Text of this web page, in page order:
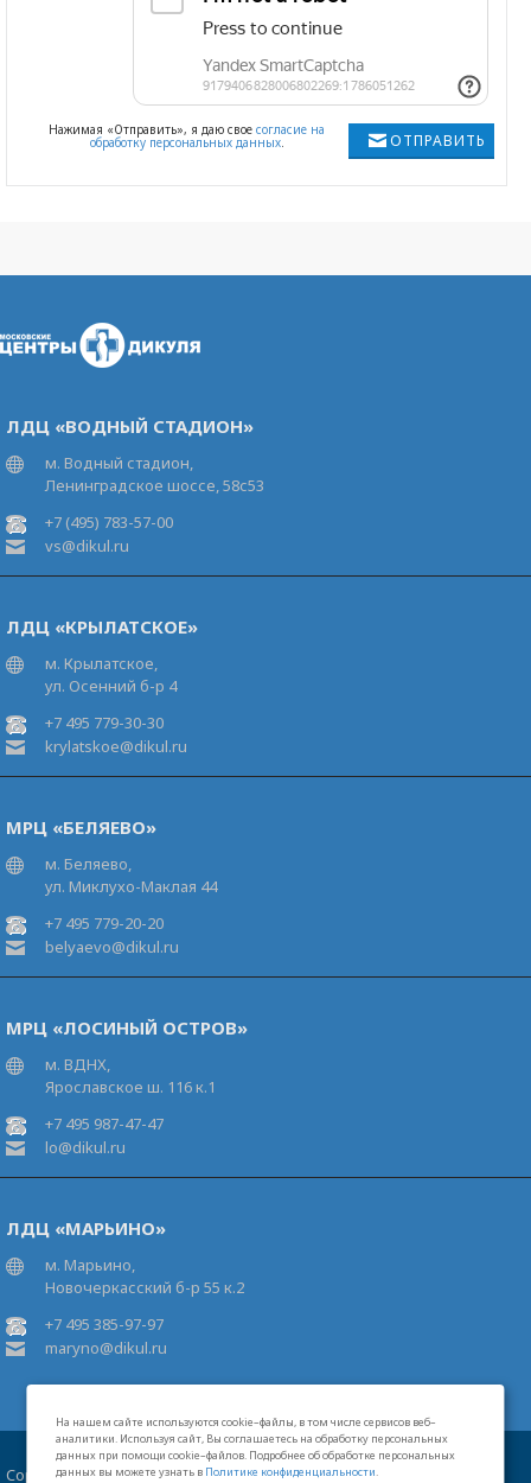
На нашем сайте используются cookie–файлы, в том числе сервисов веб–
аналитики. Используя сайт, Вы соглашаетесь на обработку персональных
данных при помощи cookie–файлов. Подробнее об обработке персональных
данных вы можете узнать в Политике конфиденциальности.
ОТПРАВИТЬ
Нажимая «Отправить», я даю свое согласие на
обработку персональных данных.
ЛДЦ «ВОДНЫЙ СТАДИОН»
м. Водный стадион,
Ленинградское шоссе, 58с53
+7 (495) 783-57-00
vs@dikul.ru
ЛДЦ «КРЫЛАТСКОЕ»
м. Крылатское,
ул. Осенний б-р 4
+7 495 779-30-30
krylatskoe@dikul.ru
МРЦ «БЕЛЯЕВО»
м. Беляево,
ул. Миклухо-Маклая 44
+7 495 779-20-20
belyaevo@dikul.ru
МРЦ «ЛОСИНЫЙ ОСТРОВ»
м. ВДНХ,
Ярославское ш. 116 к.1
+7 495 987-47-47
lo@dikul.ru
ЛДЦ «МАРЬИНО»
м. Марьино,
Новочеркасский б-р 55 к.2
+7 495 385-97-97
maryno@dikul.ru
Copyright 2026 Московские центры В.И.Дикуля®